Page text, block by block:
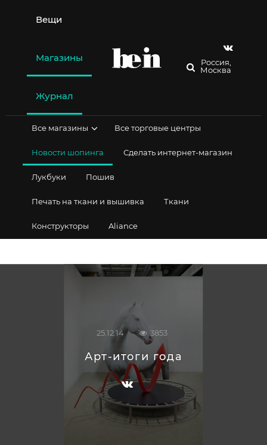
содержимому
Вещи
Магазины
Журнал
Россия,
Москва
Все магазины Все торговые центры
Новости шопинга Сделать интернет-магазин
Лукбуки Пошив
Печать на ткани и вышивка Ткани
Конструкторы Aliance
25.12.14 3853
Арт-итоги года